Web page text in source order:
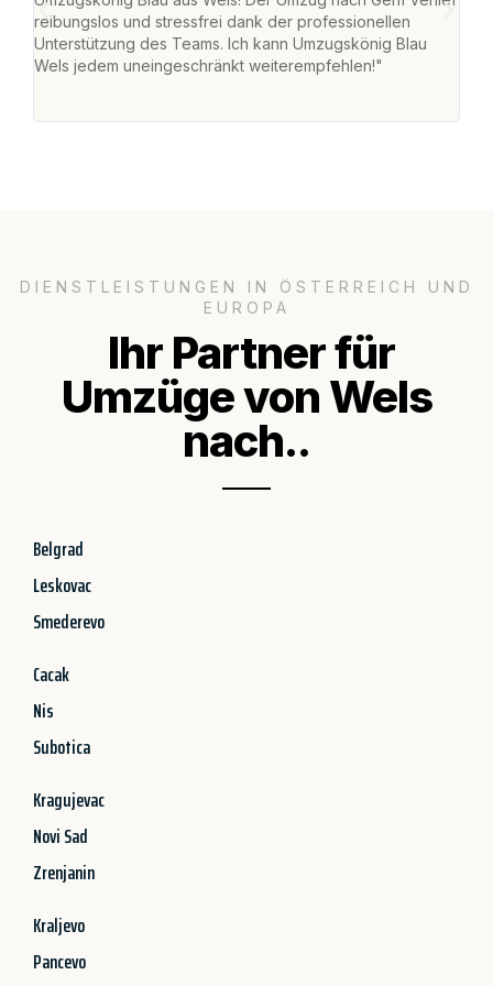
reibungslos und stressfrei dank der professionellen
Unterstützung des Teams. Ich kann Umzugskönig Blau
Wels jedem uneingeschränkt weiterempfehlen!"
DIENSTLEISTUNGEN IN ÖSTERREICH UND
EUROPA
Ihr Partner für
Umzüge von Wels
nach..
Belgrad
Leskovac
Smederevo
Cacak
Nis
Subotica
Kragujevac
Novi Sad
Zrenjanin
Kraljevo
Pancevo